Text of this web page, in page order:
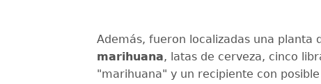
Además, fueron localizadas una planta
marihuana⁠, latas de cerveza, cinco
"marihuana" y un recipiente con posible